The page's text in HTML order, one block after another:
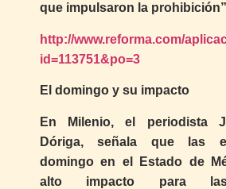
que impulsaron la
http://www.reforma.com/
id=113751&po=3
El domingo y su impacto
En Milenio, el periodista
Dóriga, señala que las
domingo en el Estado de
alto impacto para las